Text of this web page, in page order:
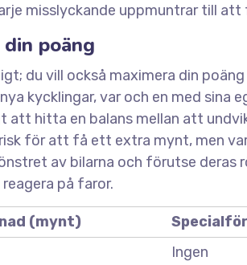
misslyckande uppmuntrar till att
poäng
du vill också maximera din
kycklingar, var och en med sina
att hitta en balans mellan att
för att få ett extra mynt, men
av bilarna och förutse deras
på faror.
(mynt)
Ingen